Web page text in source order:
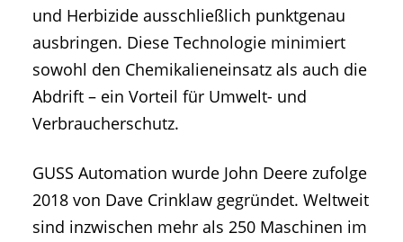
und Herbizide ausschließlich punktgenau
ausbringen. Diese Technologie minimiert
sowohl den Chemikalieneinsatz als auch die
Abdrift – ein Vorteil für Umwelt- und
Verbraucherschutz.
GUSS Automation wurde John Deere zufolge
2018 von Dave Crinklaw gegründet. Weltweit
sind inzwischen mehr als 250 Maschinen im